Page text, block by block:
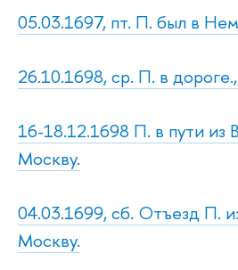
05.03.1697, пт. П. был в
26.10.1698, ср. П. в
16-18.12.1698 П. в пути из
Москву.
04.03.1699, сб. Отъезд П.
Москву.